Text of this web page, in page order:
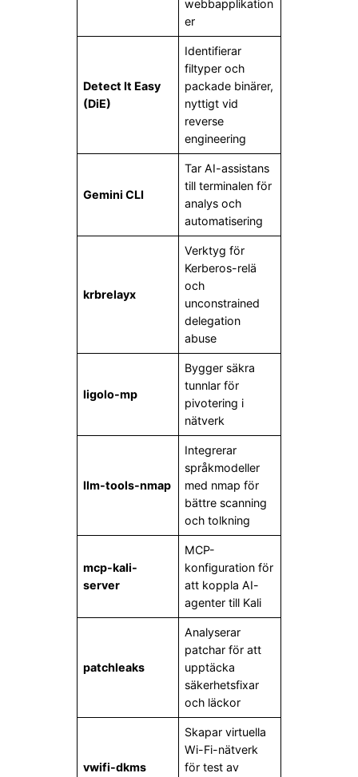
webbapplikation
er
Detect It Easy
(DiE)
Identifierar
filtyper och
packade binärer,
nyttigt vid
reverse
engineering
Gemini CLI
Tar AI-assistans
till terminalen för
analys och
automatisering
krbrelayx
Verktyg för
Kerberos-relä
och
unconstrained
delegation
abuse
ligolo-mp
Bygger säkra
tunnlar för
pivotering i
nätverk
llm-tools-nmap
Integrerar
språkmodeller
med nmap för
bättre scanning
och tolkning
mcp-kali-
server
MCP-
konfiguration för
att koppla AI-
agenter till Kali
patchleaks
Analyserar
patchar för att
upptäcka
säkerhetsfixar
och läckor
vwifi-dkms
Skapar virtuella
Wi-Fi-nätverk
för test av